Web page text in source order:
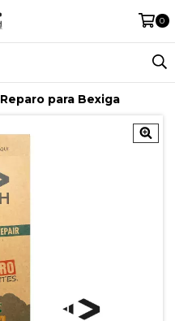
0
Reparo para Bexiga